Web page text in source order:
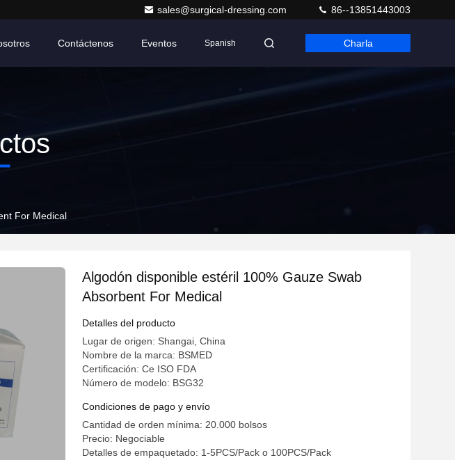
sales@surgical-dressing.com 86--13851443003
Contáctenos Eventos Spanish Charla
For Medical
Algodón disponible estéril 100% Gauze Swab
Absorbent For Medical
Detalles del producto
Lugar de origen: Shangai, China
Nombre de la marca: BSMED
Certificación: Ce ISO FDA
Número de modelo: BSG32
Condiciones de pago y envío
Cantidad de orden mínima: 20.000 bolsos
Precio: Negociable
Detalles de empaquetado: 1-5PCS/Pack o 100PCS/Pack